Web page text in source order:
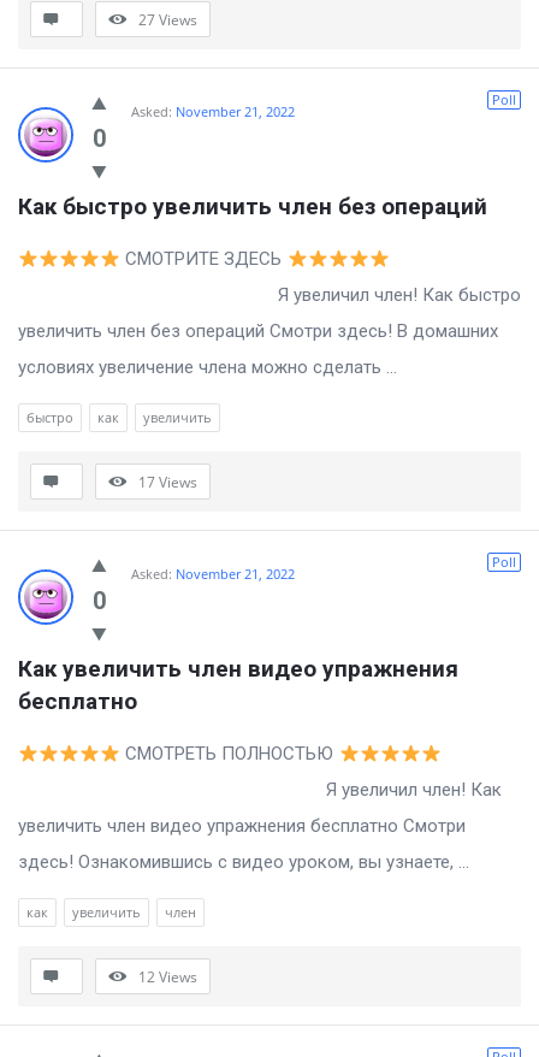
27Views
0
Poll
Asked: November 21, 2022
Как быстро увеличить член без операций
СМОТРИТЕ ЗДЕСЬ
Я увеличил член! Как быстро
увеличить член без операций Смотри здесь! В домашних
условиях увеличение члена можно сделать ...
быстро как увеличить
17Views
0
Poll
Asked: November 21, 2022
Как увеличить член видео упражнения
бесплатно
СМОТРЕТЬ ПОЛНОСТЬЮ
Я увеличил член! Как
увеличить член видео упражнения бесплатно Смотри
здесь! Ознакомившись с видео уроком, вы узнаете, ...
как увеличить член
12Views